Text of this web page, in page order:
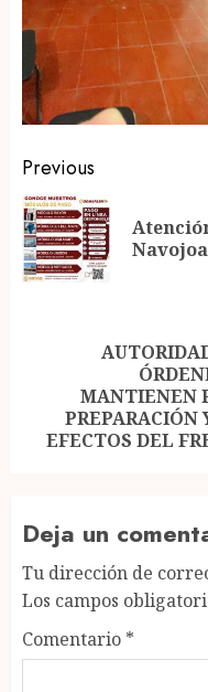
Post
navigation
Previous
post:
MANTIENEN
PREPARACIÓN
EFECTOS DEL
Deja un
Tu dirección de
Los campos
Comentario *